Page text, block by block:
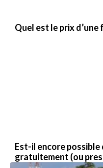
Quel est le prix
Est-il encore
gratuitement (ou